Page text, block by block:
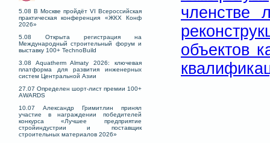
5.08 В Москве пройдёт VI Всероссийская
практическая конференция «ЖКХ Конф
2026»
5.08 Открыта регистрация на
Международный строительный форум и
выставку 100+ TechnoBuild
3.08 Aquatherm Almaty 2026: ключевая
платформа для развития инженерных
систем Центральной Азии
27.07 Определен шорт-лист премии 100+
AWARDS
10.07 Александр Гримитлин принял
участие в награждении победителей
конкурса «Лучшее предприятие
стройиндустрии и поставщик
строительных материалов 2026»
членстве
объектов